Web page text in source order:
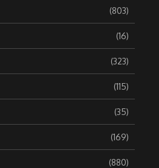
(803)
(16)
(323)
(115)
(35)
(169)
(880)